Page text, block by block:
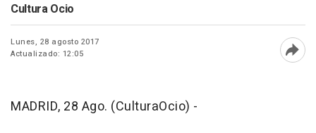
Cultura Ocio
Lunes, 28 agosto 2017
Actualizado: 12:05
MADRID, 28 Ago. (CulturaOcio) -